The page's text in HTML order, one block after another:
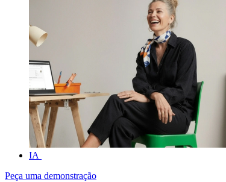
IA
Peça uma demonstração